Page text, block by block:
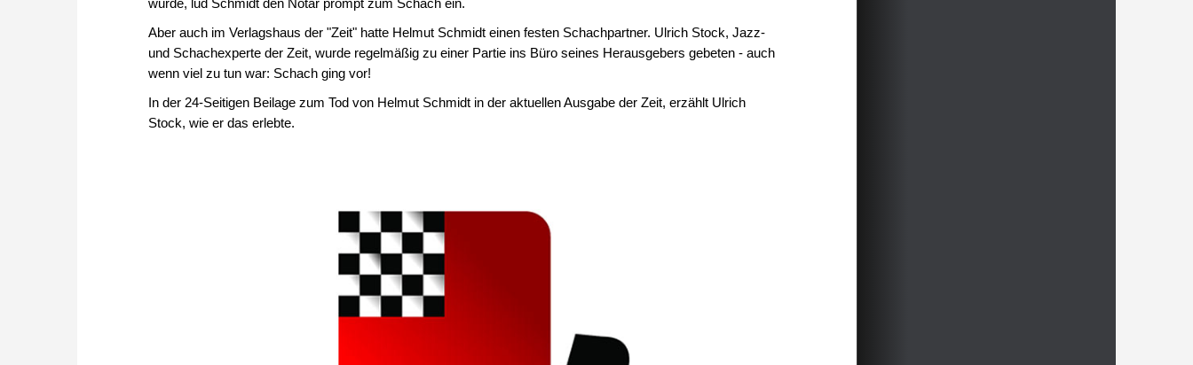
wurde, lud Schmidt den Notar prompt zum Schach ein.
Aber auch im Verlagshaus der "Zeit" hatte Helmut Schmidt einen festen Schachpartner. Ulrich Stock, Jazz-
und Schachexperte der Zeit, wurde regelmäßig zu einer Partie ins Büro seines Herausgebers gebeten - auch
wenn viel zu tun war: Schach ging vor!
In der 24-Seitigen Beilage zum Tod von Helmut Schmidt in der aktuellen Ausgabe der Zeit, erzählt Ulrich
Stock, wie er das erlebte.